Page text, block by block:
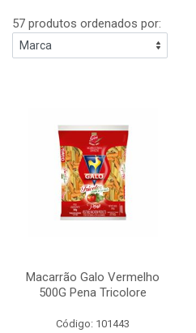
57 produtos ordenados por:
Macarrão Galo Vermelho
500G Pena Tricolore
Código: 101443